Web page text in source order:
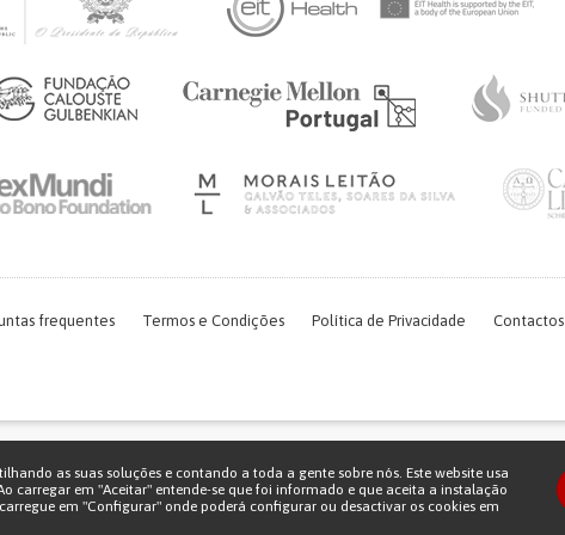
frequentes Termos e Condições Política de Privacidade Contactos
Copyright © 2026 Patient Innovation. Powered by Orange Bird
as suas soluções e contando a toda a gente sobre nós. Este website usa
carregar em "Aceitar" entende-se que foi informado e que aceita a instalação
em "Configurar" onde poderá configurar ou desactivar os cookies em